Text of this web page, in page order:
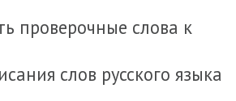
проверочные слова к
слов русского языка